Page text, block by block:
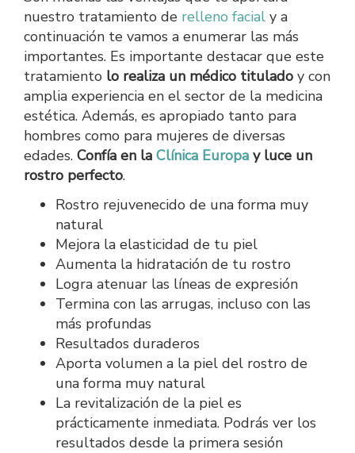
nuestro tratamiento de relleno facial y a
continuación te vamos a enumerar las más
importantes. Es importante destacar que este
tratamiento lo realiza un médico titulado y con
amplia experiencia en el sector de la medicina
estética. Además, es apropiado tanto para
hombres como para mujeres de diversas
edades. Confía en la Clínica Europa y luce un
rostro perfecto.
Rostro rejuvenecido de una forma muy
natural
Mejora la elasticidad de tu piel
Aumenta la hidratación de tu rostro
Logra atenuar las líneas de expresión
Termina con las arrugas, incluso con las
más profundas
Resultados duraderos
Aporta volumen a la piel del rostro de
una forma muy natural
La revitalización de la piel es
prácticamente inmediata. Podrás ver los
resultados desde la primera sesión